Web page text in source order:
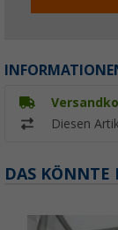
Diesen
DAS KÖNNTE